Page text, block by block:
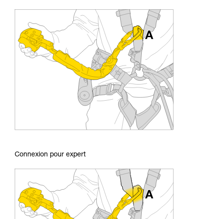
Connexion pour expert